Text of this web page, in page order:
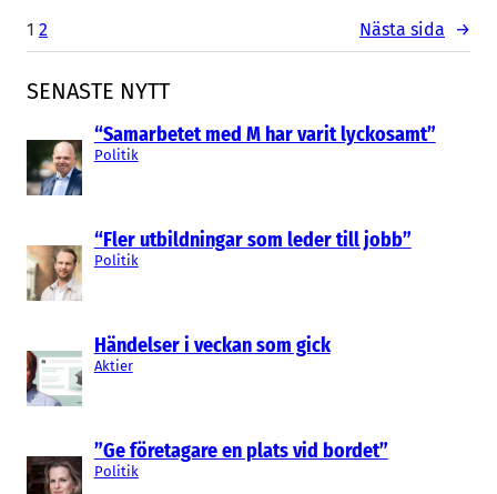
SENASTE NYTT
“Samarbetet med M har varit lyckosamt”
Politik
“Fler utbildningar som leder till jobb”
Politik
Händelser i veckan som gick
Aktier
”Ge företagare en plats vid bordet”
Politik
1 2 Nästa sida →